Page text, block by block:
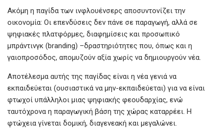
Ακόμη η παγίδα των ινφλουένσερς αποσυντονίζει την
οικονομία: Οι επενδύσεις δεν πάνε σε παραγωγή, αλλά σε
ψηφιακές πλατφόρμες, διαφημίσεις και προσωπικό
μπράντινγκ (branding) –δραστηριότητες που, όπως και η
γαιοπροσόδος, απομυζούν αξία χωρίς να δημιουργούν νέα.
Αποτέλεσμα αυτής της παγίδας είναι η νέα γενιά να
εκπαιδεύεται (ουσιαστικά να μην-εκπαιδεύεται) για να είναι
φτωχοί υπάλληλοι μιας ψηφιακής φεουδαρχίας, ενώ
ταυτόχρονα η παραγωγική βάση της χώρας καταρρέει. Η
φτώχεια γίνεται δομική, διαγενεακή και μεγαλώνει.